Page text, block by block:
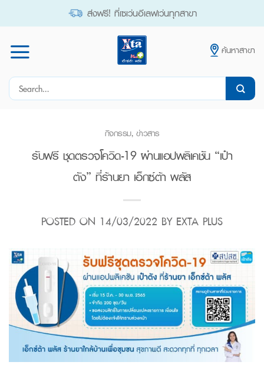
ส่งฟรี! ที่เซเว่นอีเลฟเว่นทุกสาขา
ค้นหาสาขา
Search
กิจกรรม, ข่าวสาร
รับฟรี ชุดตรวจโควิด-19 ผ่านแอปพลิเคชัน “เป๋า
ตัง” ที่ร้านยา เอ็กซ์ต้า พลัส
POSTED ON 14/03/2022 BY EXTA PLUS